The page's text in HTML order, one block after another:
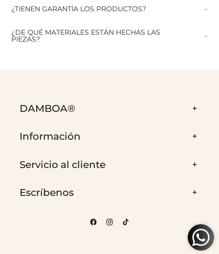
¿TIENEN GARANTÍA LOS PRODUCTOS?
¿DE QUÉ MATERIALES ESTÁN HECHAS LAS
PIEZAS?
DAMBOA®
Información
Servicio al cliente
Escríbenos
FacebookInstagram
TikTok